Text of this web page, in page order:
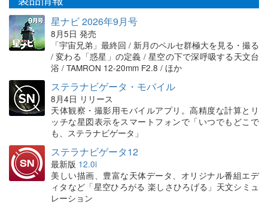
星ナビ 2026年9月号
8月5日 発売
「宇宙兄弟」最終回 / 新月のペルセ群極大を見る・撮る
/ 変わる「惑星」の定義 / 星空の下で深呼吸する天文台
浴 / TAMRON 12-20mm F2.8 / ほか
ステラナビゲータ・モバイル
8月4日 リリース
天体観察・撮影用モバイルアプリ。高精度な計算とリ
ッチな星図表示をスマートフォンで「いつでもどこで
も、ステラナビゲータ」
ステラナビゲータ12
最新版 12.0i
美しい描画、豊富な天体データ、オリジナル番組エデ
ィタなど「星空ひろがる 楽しさひろげる」天文シミュ
レーション